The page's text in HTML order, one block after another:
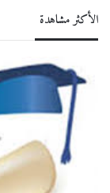
الأكثر مشاهدة